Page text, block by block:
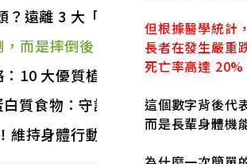
但根據醫學統計，
長者在發生嚴重
死亡率高達 20%
這個數字背後代
而是長輩身體機
遠離 3 大「偷鈣狂魔」，維持健
而是摔倒後 20% 的死亡率！預防
10 大優質植物性蛋白質食物與純素
質食物：守護行動力，這清單必收
維持身體行動力，吃出健康好狀態